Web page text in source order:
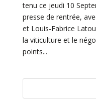
tenu ce jeudi 10
presse de rentrée,
et Louis-Fabrice
la viticulture et le
points...